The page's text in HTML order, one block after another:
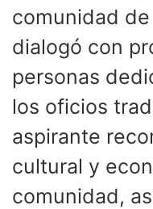
comunidad
dialogó con
personas
los oficios
aspirante
cultural y
comunidad,